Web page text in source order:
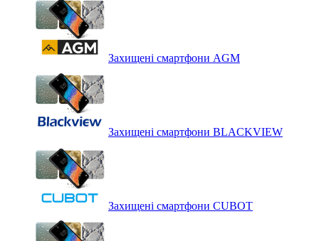
Захищені смартфони AGM
Захищені смартфони BLACKVIEW
Захищені смартфони CUBOT